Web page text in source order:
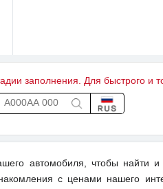
заполнения. Для быстрого и
автомобиля, чтобы найти и
с ценами нашего